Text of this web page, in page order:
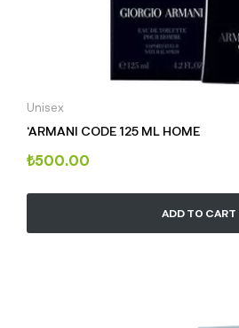
Unisex
‘ARMANI CODE 125 ML HOME
₺500.00
ADD TO CART